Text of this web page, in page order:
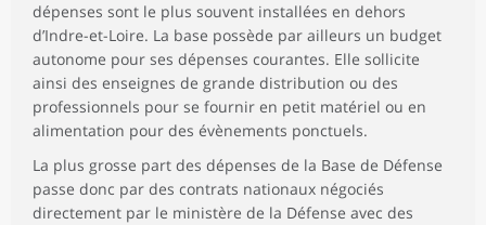
dépenses sont le plus souvent installées en dehors
d’Indre-et-Loire. La base possède par ailleurs un budget
autonome pour ses dépenses courantes. Elle sollicite
ainsi des enseignes de grande distribution ou des
professionnels pour se fournir en petit matériel ou en
alimentation pour des évènements ponctuels.
La plus grosse part des dépenses de la Base de Défense
passe donc par des contrats nationaux négociés
directement par le ministère de la Défense avec des